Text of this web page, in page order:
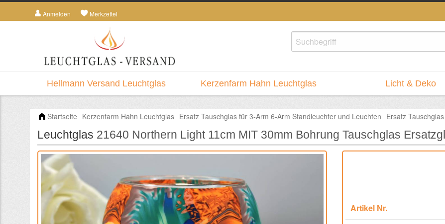
Anmelden Merkzettel
Hellmann Versand Leuchtglas Kerzenfarm Hahn Leuchtglas Licht & Deko
Startseite Kerzenfarm Hahn Leuchtglas Ersatz Tauschglas für 3-Arm 6-Arm Standleuchter und Leuchten Ersatz
Leuchtglas 21640 Northern Light 11cm MIT 30mm Bohrung Tauschglas
Artikel Nr.